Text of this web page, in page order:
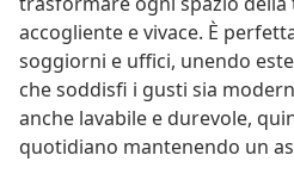
accogliente e vivace. È
soggiorni e uffici, unendo
che soddisfi i gusti sia
anche lavabile e durevole,
quotidiano mantenendo un